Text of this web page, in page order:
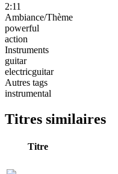
2:11
Ambiance/Thème
powerful
action
Instruments
guitar
electricguitar
Autres tags
instrumental
Titres similaires
Titre